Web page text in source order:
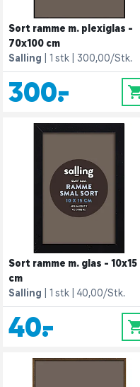
Sort ramme m. plexiglas -
70x100 cm
Salling
1 stk 300,00/Stk.
300,- 0
Sort ramme m. glas - 10x15
cm
Salling
1 stk 40,00/Stk.
40,- 0